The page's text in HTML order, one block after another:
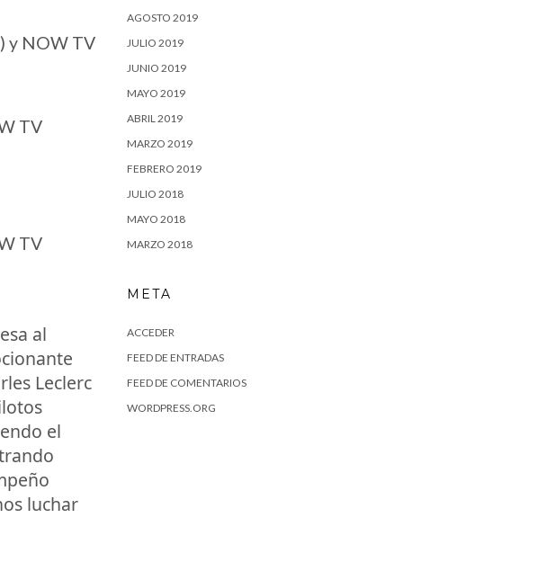
y NOW TV
TV
TV
al
Leclerc
el
luchar
AGOSTO 2019
JULIO 2019
JUNIO 2019
MAYO 2019
ABRIL 2019
MARZO 2019
FEBRERO 2019
JULIO 2018
MAYO 2018
MARZO 2018
META
ACCEDER
FEED DE ENTRADAS
FEED DE COMENTARIOS
WORDPRESS.ORG